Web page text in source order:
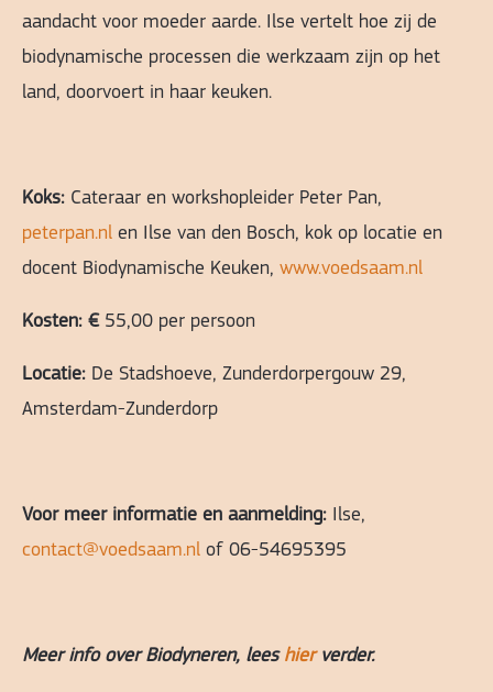
aandacht voor moeder aarde. Ilse vertelt hoe zij de
biodynamische processen die werkzaam zijn op het
land, doorvoert in haar keuken.
Koks: Cateraar en workshopleider Peter Pan,
peterpan.nl en Ilse van den Bosch, kok op locatie en
docent Biodynamische Keuken, www.voedsaam.nl
Kosten: € 55,00 per persoon
Locatie: De Stadshoeve, Zunderdorpergouw 29,
Amsterdam-Zunderdorp
Voor meer informatie en aanmelding: Ilse,
contact@voedsaam.nl of 06-54695395
Meer info over Biodyneren, lees hierverder.